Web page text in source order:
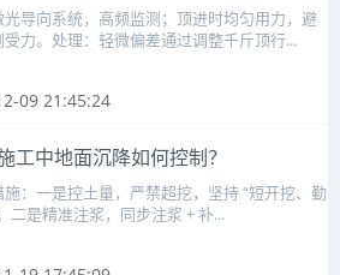
光导向系统，高频监测；顶进时均匀用力，避
受力。处理：轻微偏差通过调整千斤顶行...
09 21:45:24
工中地面沉降如何控制？
施：一是控土量，严禁超挖，坚持 “短开挖、勤
二是精准注浆，同步注浆 + 补...